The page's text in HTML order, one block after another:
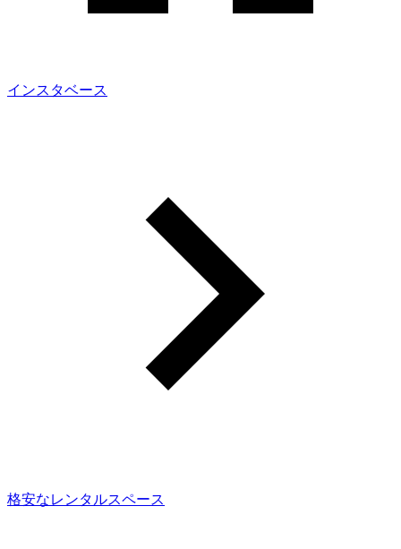
インスタベース
格安なレンタルスペース